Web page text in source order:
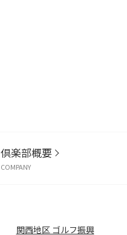
倶楽部概要
COMPANY
関西地区 ゴルフ振興